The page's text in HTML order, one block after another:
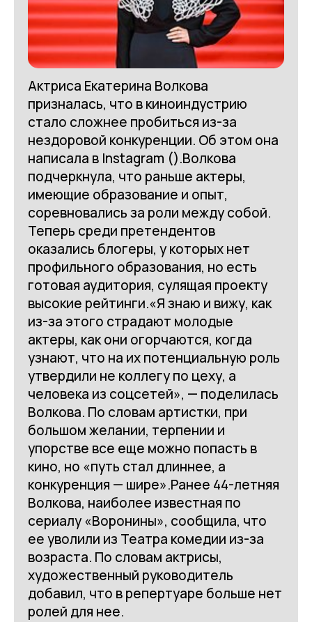
Актриса Екатерина Волкова
призналась, что в киноиндустрию
стало сложнее пробиться из-за
нездоровой конкуренции. Об этом она
написала в Instagram ().Волкова
подчеркнула, что раньше актеры,
имеющие образование и опыт,
соревновались за роли между собой.
Теперь среди претендентов
оказались блогеры, у которых нет
профильного образования, но есть
готовая аудитория, сулящая проекту
высокие рейтинги.«Я знаю и вижу, как
из-за этого страдают молодые
актеры, как они огорчаются, когда
узнают, что на их потенциальную роль
утвердили не коллегу по цеху, а
человека из соцсетей», — поделилась
Волкова. По словам артистки, при
большом желании, терпении и
упорстве все еще можно попасть в
кино, но «путь стал длиннее, а
конкуренция — шире».Ранее 44-летняя
Волкова, наиболее известная по
сериалу «Воронины», сообщила, что
ее уволили из Театра комедии из-за
возраста. По словам актрисы,
художественный руководитель
добавил, что в репертуаре больше нет
ролей для нее.